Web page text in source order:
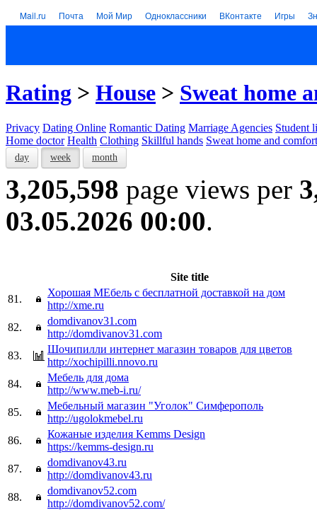
Mail.ru Почта Мой Мир Одноклассники ВКонтакте Игры
Rating > House > Sweat home
Privacy Dating Online Romantic Dating Marriage Agencies Student
Home doctor Health Clothing Skillful hands Sweat home and comfort
day week month
3,205,598 page views per
03.05.2026 00:00.
Site title
81.
Хорошая МЕбель с бесплатной доставкой на дом
http://xme.ru
82.
domdivanov31.com
http://domdivanov31.com
83.
Шочипилли интернет магазин товаров для цветов
http://xochipilli.nnovo.ru
84.
Мебель для дома
http://www.meb-i.ru/
85.
Мебельный магазин "Уголок" Симферополь
http://ugolokmebel.ru
86.
Кожаные изделия Kemms Design
https://kemms-design.ru
87.
domdivanov43.ru
http://domdivanov43.ru
88.
domdivanov52.com
http://domdivanov52.com/